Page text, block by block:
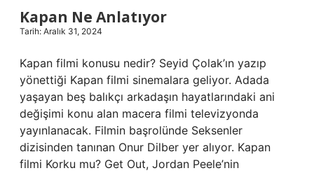
Kapan Ne Anlatıyor
Tarih: Aralık 31, 2024
Kapan filmi konusu nedir? Seyid Çolak’ın yazıp
yönettiği Kapan filmi sinemalara geliyor. Adada
yaşayan beş balıkçı arkadaşın hayatlarındaki ani
değişimi konu alan macera filmi televizyonda
yayınlanacak. Filmin başrolünde Seksenler
dizisinden tanınan Onur Dilber yer alıyor. Kapan
filmi Korku mu? Get Out, Jordan Peele’nin